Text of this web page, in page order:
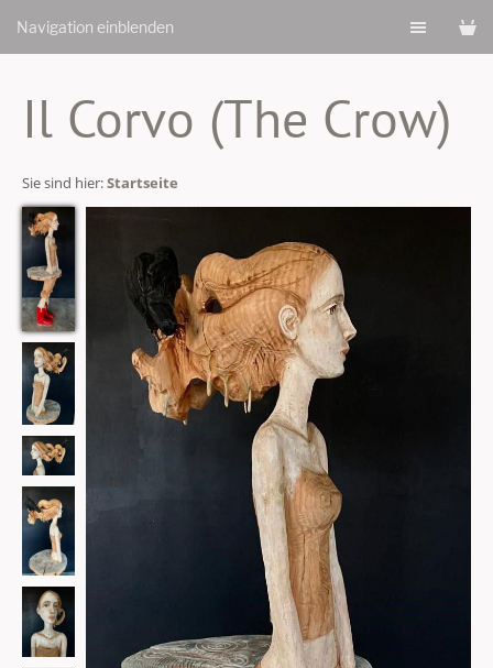
Navigation einblenden
Il Corvo (The Crow)
Sie sind hier:Startseite